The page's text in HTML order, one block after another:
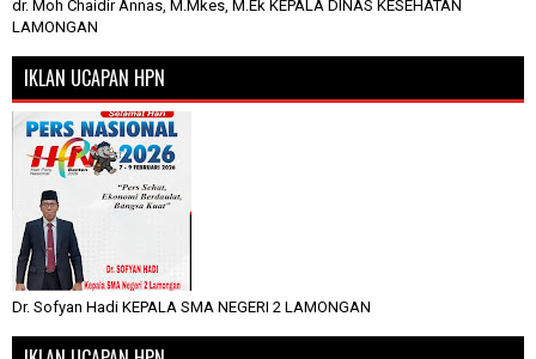
dr. Moh Chaidir Annas, M.Mkes, M.Ek KEPALA DINAS KESEHATAN
LAMONGAN
IKLAN UCAPAN HPN
Dr. Sofyan Hadi KEPALA SMA NEGERI 2 LAMONGAN